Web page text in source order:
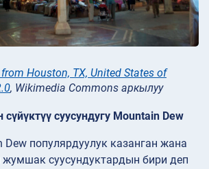
Houston, TX, United States of
, Wikimedia Commons аркылуу
суусундугу Mountain Dew
популярдуулук казанган жана
суусундуктардын бири деп